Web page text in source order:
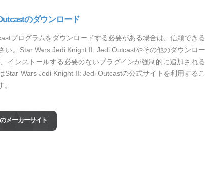
のダウンロード
プログラムをダウンロードする必要がある場合は、信頼できる
い。Star Wars Jedi Knight II: Jedi Outcastやその他のダウンロー
インストールする必要のないプラグインが強制的に追加される
Star Wars Jedi Knight II: Jedi Outcastの公式サイトを利用するこ
。
メーカーサイト